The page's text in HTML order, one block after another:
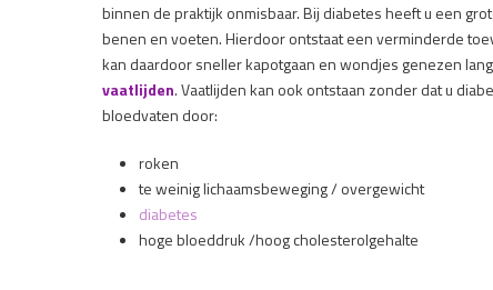
binnen de praktijk onmisbaar. Bij diabetes heeft u een
benen en voeten. Hierdoor ontstaat een verminderde
kan daardoor sneller kapotgaan en wondjes genezen
vaatlijden. Vaatlijden kan ook ontstaan zonder dat u
bloedvaten door:
roken
te weinig lichaamsbeweging / overgewicht
diabetes
hoge bloeddruk /hoog cholesterolgehalte